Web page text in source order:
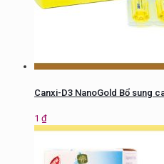
Canxi-D3 NanoGold Bổ sung
1 ₫